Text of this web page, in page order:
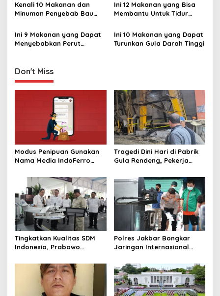
t
o
Kenali 10 Makanan dan
Minuman Penyebab Bau
Ini 12 Makanan yang Bisa
Membantu Untuk Tidur
Ini 9 Makanan yang Dapat
Menyebabkan Perut
Ini 10 Makanan yang Dapat
Turunkan Gula Darah Tinggi
Don't Miss
Modus Penipuan Gunakan
Nama Media IndoFerro
Waspadalah!
Tragedi Dini Hari di Pabrik
Gula Rendeng, Pekerja
Pengangkat Tebu
Tingkatkan Kualitas SDM
Indonesia, Prabowo
hingga Undang Universitas
Terbaik Dunia
Polres Jakbar Bongkar
Jaringan Internasional
Narkoba, 7 Tersangka
Diringkus dan Barang Bukti
1,1 Ton Rp119 Miliar
Dimusnahkan